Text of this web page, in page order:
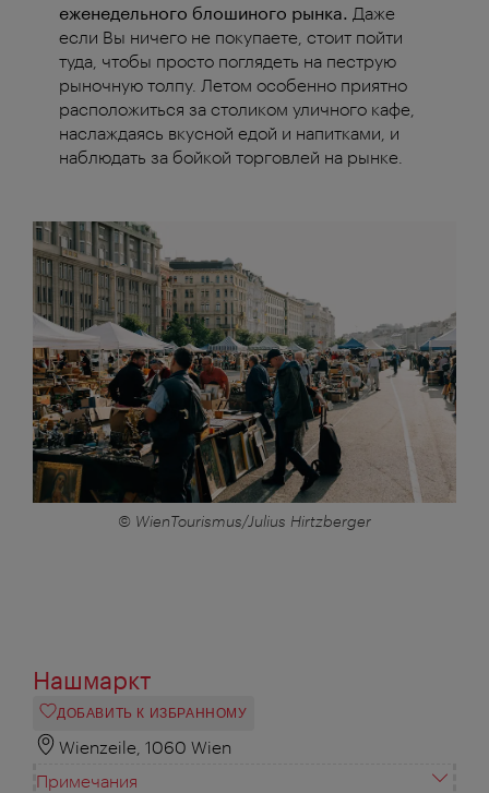
еженедельного блошиного рынка. Даже
если Вы ничего не покупаете, стоит пойти
туда, чтобы просто поглядеть на пеструю
рыночную толпу. Летом особенно приятно
расположиться за столиком уличного кафе,
наслаждаясь вкусной едой и напитками, и
наблюдать за бойкой торговлей на рынке.
© WienTourismus/Julius Hirtzberger
Нашмаркт
ДОБАВИТЬ К ИЗБРАННОМУ
Wienzeile, 1060 Wien
Примечания